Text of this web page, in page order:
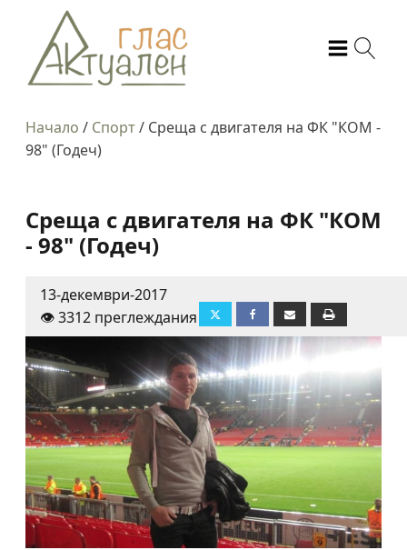
Начало / Спорт/ Среща с двигателя на ФК "КОМ -
98" (Годеч)
Среща с двигателя на ФК "КОМ
- 98" (Годеч)
13-декември-2017
👁️ 3312 преглеждания